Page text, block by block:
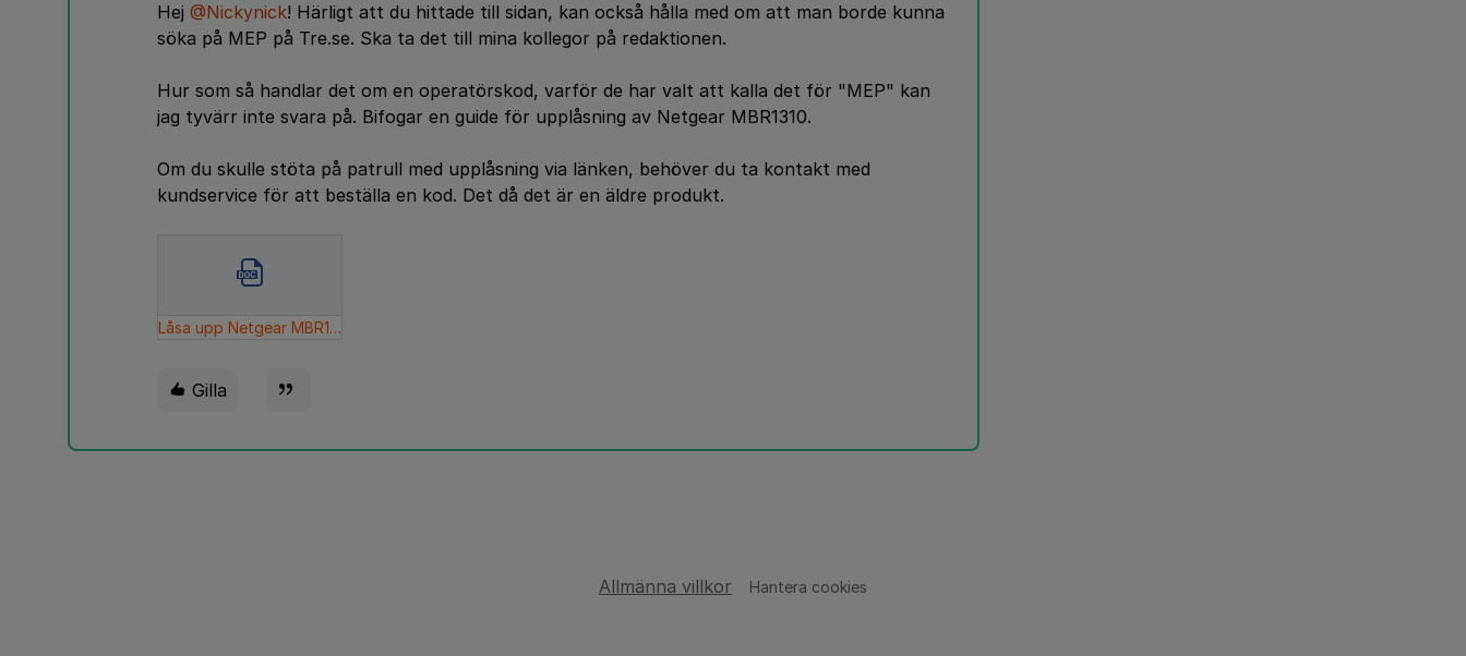
Hej @Nickynick! Härligt att du hittade till sidan, kan också hålla med om att man borde kunna
söka på MEP på Tre.se. Ska ta det till mina kollegor på redaktionen.
Hur som så handlar det om en operatörskod, varför de har valt att kalla det för "MEP" kan
jag tyvärr inte svara på. Bifogar en guide för upplåsning av Netgear MBR1310.
Om du skulle stöta på patrull med upplåsning via länken, behöver du ta kontakt med
kundservice för att beställa en kod. Det då det är en äldre produkt.
Låsa upp Netgear MBR1310.doc
Gilla
Allmänna villkor Hantera cookies